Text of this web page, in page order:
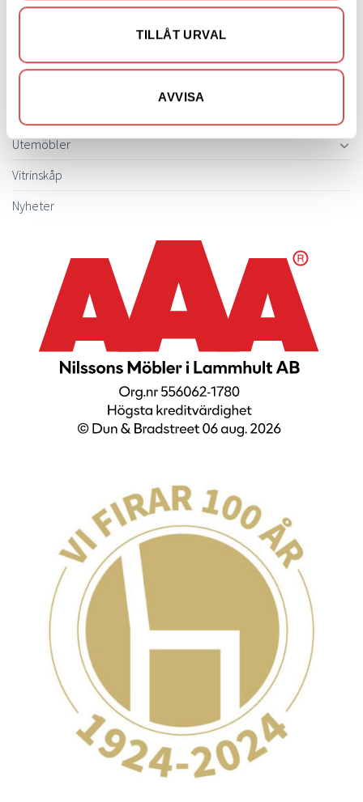
TILLÅT URVAL
AVVISA
Sängar
Utemöbler
Vitrinskåp
Nyheter